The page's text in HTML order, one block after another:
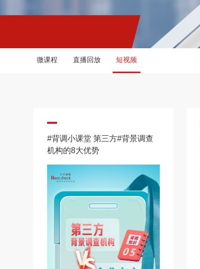
微课程 直播回放 短视频
#背调小课堂 第三方#背景调查
机构的8大优势